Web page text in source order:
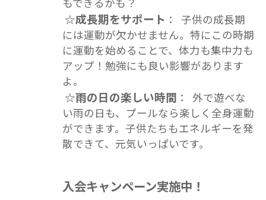
☆成長期をサポート ： 子供の成長期
には運動が欠かせません。特にこの時期
に運動を始めることで、体力も集中力も
アップ！勉強にも良い影響があります
よ。
☆雨の日の楽しい時間 ： 外で遊べな
い雨の日も、プールなら楽しく全身運動
ができます。子供たちもエネルギーを発
散できて、元気いっぱいです。
入会キャンペーン実施中！